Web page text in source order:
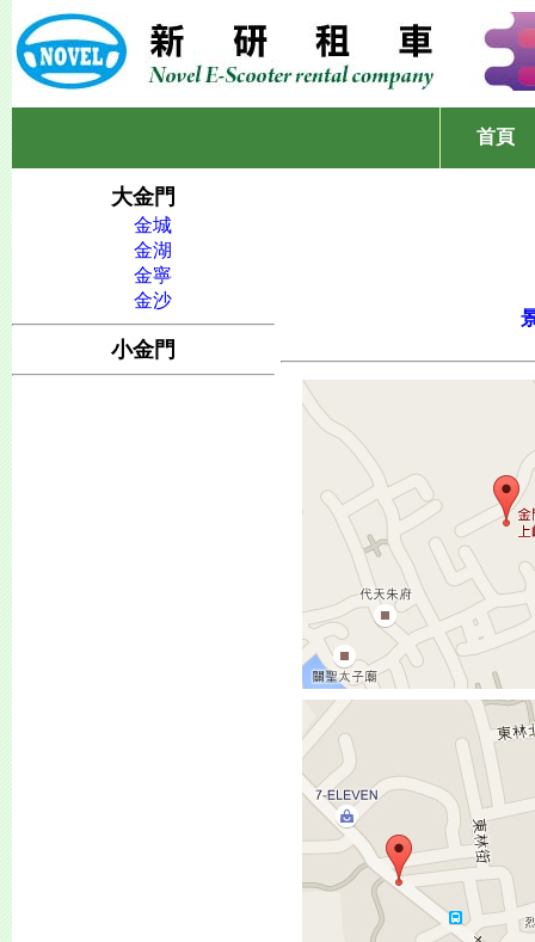
首頁
大金門
金城
金湖
金寧
金沙
小金門